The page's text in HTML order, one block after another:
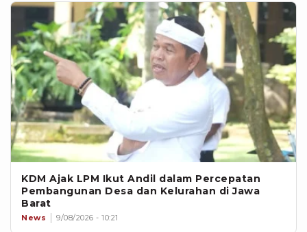
KDM Ajak LPM Ikut Andil dalam Percepatan
Pembangunan Desa dan Kelurahan di Jawa
Barat
News 9/08/2026 - 10:21